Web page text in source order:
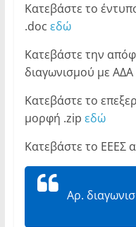
Κατεβάστε το
.doc εδώ
Κατεβάστε την
διαγωνισμού με ΑΔΑ
Κατεβάστε το
μορφή .zip εδώ
Κατεβάστε το ΕΕΕΣ
Αρ.